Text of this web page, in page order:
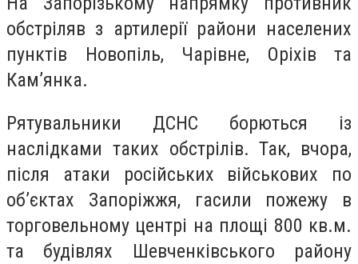
обстріляв з артилерії райони населених
пунктів Новопіль, Чарівне, Оріхів та
Кам’янка.
Рятувальники ДСНС борються із
наслідками таких обстрілів. Так, вчора,
після атаки російських військових по
об’єктах Запоріжжя, гасили пожежу в
торговельному центрі на площі 800 кв.м.
та будівлях Шевченківського району